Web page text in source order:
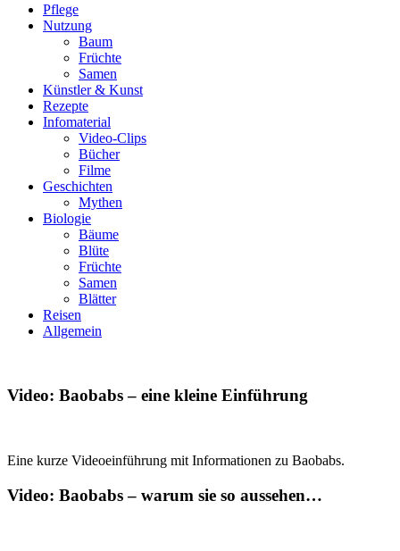
Pflege
Nutzung
Baum
Früchte
Samen
Künstler & Kunst
Rezepte
Infomaterial
Video-Clips
Bücher
Filme
Geschichten
Mythen
Biologie
Bäume
Blüte
Früchte
Samen
Blätter
Reisen
Allgemein
Video: Baobabs – eine kleine Einführung
Eine kurze Videoeinführung mit Informationen zu Baobabs.
Video: Baobabs – warum sie so aussehen…